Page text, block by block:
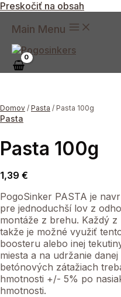
Preskočiť na obsah
Main Menu
Domov / Pasta / Pasta 100g
Pasta
Pasta 100g
1,39 €
PogoSinker PASTA je
pre jednoduchší lov z
montáže z brehu. Každý
takže je možné využiť
boosteru alebo inej
miesta a na udržanie
betónových zátažiach
hmotnosti +/- 5% po
hmotnosti.